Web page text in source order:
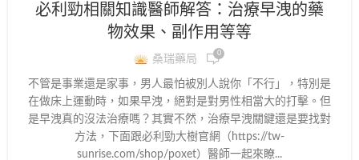
必利勁相關知識醫師解答：治療早洩的藥
物效果、副作用等等
桑瑞藥局 0
不管是事業還是家事，男人最怕被別人說你「不行」，特別是
在做床上運動時，如果早洩，絕對是對男性相當大的打擊。但
是早洩真的沒法治療嗎？其實不然，治療早洩關鍵還是要找對
方法，下面跟必利勁大樹官網（https://tw-
sunrise.com/shop/poxet）醫師一起來瞭...